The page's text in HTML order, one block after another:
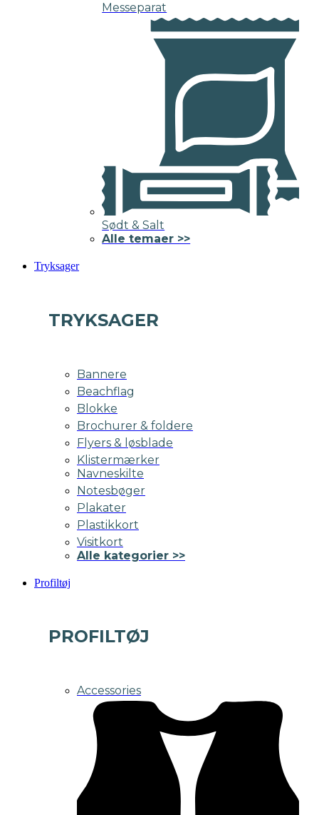
Messeparat
Sødt & Salt
Alle temaer >>
Tryksager
TRYKSAGER
Bannere
Beachflag
Blokke
Brochurer & foldere
Flyers & løsblade
Klistermærker
Navneskilte
Notesbøger
Plakater
Plastikkort
Visitkort
Alle kategorier >>
Profiltøj
PROFILTØJ
Accessories